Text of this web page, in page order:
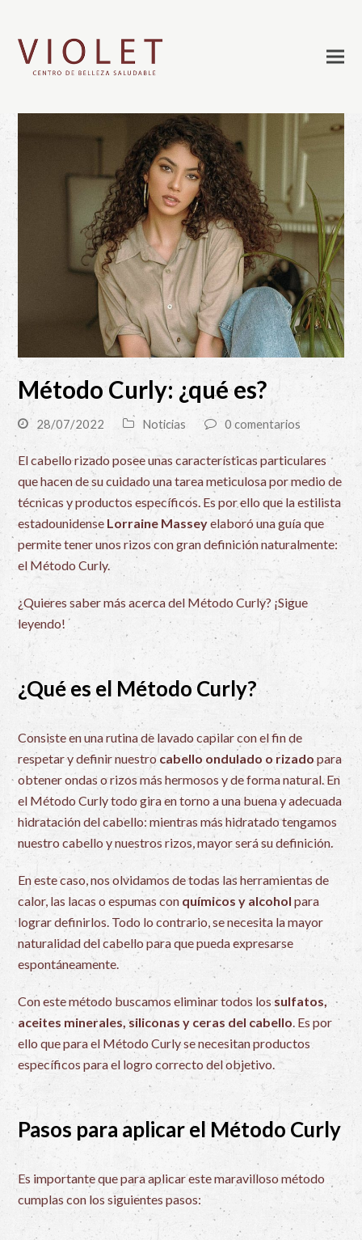
Método Curly: ¿qué es?
28/07/2022 Noticias 0 comentarios
El cabello rizado posee unas características particulares
que hacen de su cuidado una tarea meticulosa por medio de
técnicas y productos específicos. Es por ello que la estilista
estadounidense Lorraine Masseyelaboró una guía que
permite tener unos rizos con gran definición naturalmente:
el Método Curly.
¿Quieres saber más acerca del Método Curly? ¡Sigue
leyendo!
¿Qué es el Método Curly?
Consiste en una rutina de lavado capilar con el fin de
respetar y definir nuestro cabello ondulado o rizadopara
obtener ondas o rizos más hermosos y de forma natural. En
el Método Curly todo gira en torno a una buena y adecuada
hidratación del cabello: mientras más hidratado tengamos
nuestro cabello y nuestros rizos, mayor será su definición.
En este caso, nos olvidamos de todas las herramientas de
calor, las lacas o espumas con químicos y alcohol para
lograr definirlos. Todo lo contrario, se necesita la mayor
naturalidad del cabello para que pueda expresarse
espontáneamente.
Con este método buscamos eliminar todos lossulfatos,
aceites minerales, siliconas y ceras del cabello. Es por
ello que para el Método Curly se necesitan productos
específicos para el logro correcto del objetivo.
Pasos para aplicar el Método Curly
Es importante que para aplicar este maravilloso método
cumplas con los siguientes pasos: